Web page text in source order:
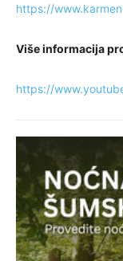
https://
Više informacija
https://